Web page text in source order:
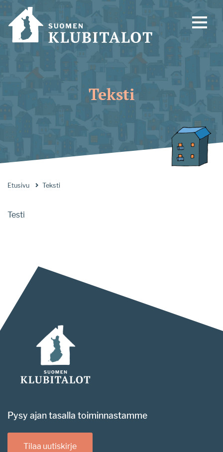
Teksti
Etusivu Teksti
Testi
Pysy ajan tasalla toiminnastamme
Tilaa uutiskirje